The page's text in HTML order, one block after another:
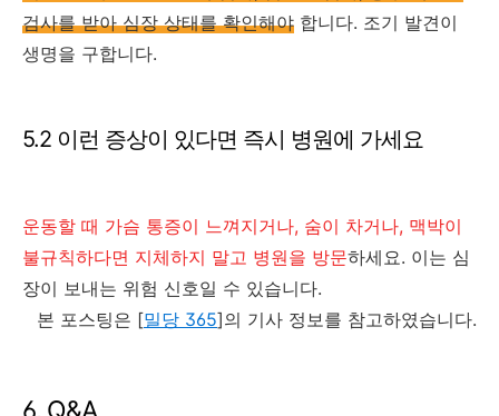
검사를 받아 심장 상태를 확인해야 합니다. 조기 발견이
생명을 구합니다.
5.2 이런 증상이 있다면 즉시 병원에 가세요
운동할 때 가슴 통증이 느껴지거나, 숨이 차거나, 맥박이
불규칙하다면 지체하지 말고 병원을 방문하세요. 이는 심
장이 보내는 위험 신호일 수 있습니다.
본 포스팅은 [밀당 365]의 기사 정보를 참고하였습니다.